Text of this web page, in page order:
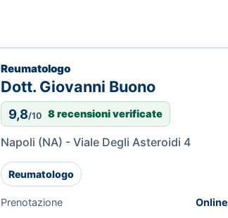
Reumatologo
Dott. Giovanni Buono
9,8/10 8 recensioni verificate
Napoli (NA) - Viale Degli Asteroidi 4
Reumatologo
Prenotazione Online